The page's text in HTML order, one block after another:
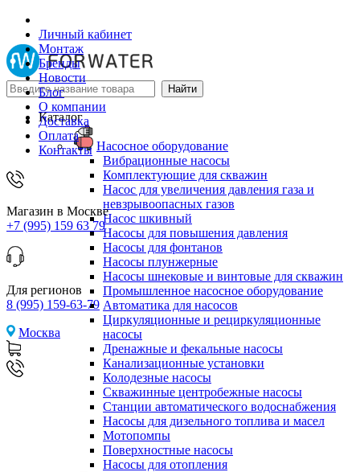
Личный кабинет
Монтаж
Бренды
Новости
Блог
О компании
Доставка
Оплата
Контакты
Магазин в Москве
+7 (995) 159 63 79
Для регионов
8 (995) 159-63-79
Москва
Каталог
Насосное оборудование
Вибрационные насосы
Комплектующие для скважин
Насос для увеличения давления газа и
невзрывоопасных газов
Насос шкивный
Насосы для повышения давления
Насосы для фонтанов
Насосы плунжерные
Насосы шнековые и винтовые для скважин
Промышленное насосное оборудование
Автоматика для насосов
Циркуляционные и рециркуляционные
насосы
Дренажные и фекальные насосы
Канализационные установки
Колодезные насосы
Скважинные центробежные насосы
Станции автоматического водоснабжения
Насосы для дизельного топлива и масел
Мотопомпы
Поверхностные насосы
Насосы для отопления